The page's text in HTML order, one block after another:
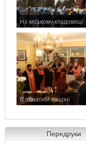
На міському кладовищі
В обласній лікарні
Передруки